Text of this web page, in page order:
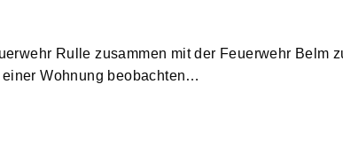
Rulle zusammen mit der Feuerwehr Belm
Wohnung beobachten…